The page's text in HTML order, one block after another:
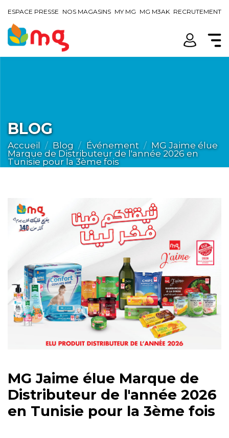
ESPACE PRESSE NOS MAGASINS MY MG MG M3AK RECRUTEMENT
BLOG
Accueil Blog Événement MG Jaime élue
Marque de Distributeur de l'année 2026 en
Tunisie pour la 3ème fois
MG Jaime élue Marque de
Distributeur de l'année 2026
en Tunisie pour la 3ème fois